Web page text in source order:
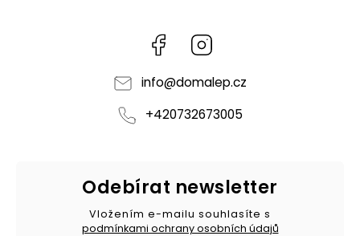
Facebook
info@domalep.cz
+420732673005
Odebírat newsletter
Vložením e-mailu souhlasíte s
podmínkami ochrany osobních údajů